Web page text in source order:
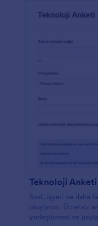
Teknoloji Anketi
Sınıf, işyeri ve daha
oluşturun. Ücretsiz
yerleştirmesi ve